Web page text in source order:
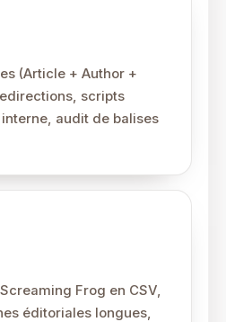
(Article + Author +
scripts
audit de balises
Frog en CSV,
éditoriales longues,